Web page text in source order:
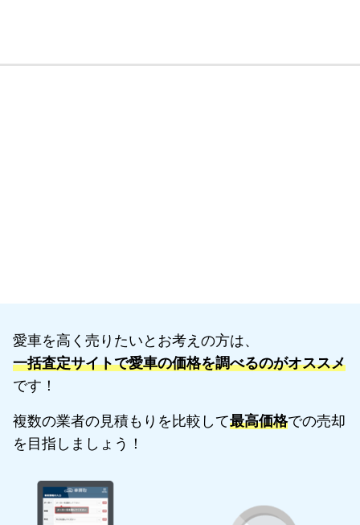
愛車を高く売りたいとお考えの方は、
一括査定サイトで愛車の価格を調べるのがオススメ
です！
複数の業者の見積もりを比較して最高価格での売却
を目指しましょう！